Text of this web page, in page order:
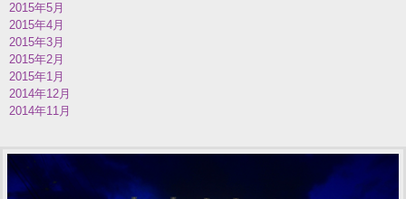
2015年5月
2015年4月
2015年3月
2015年2月
2015年1月
2014年12月
2014年11月